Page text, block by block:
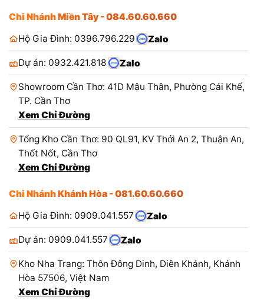
Chi Nhánh Miền Tây - 084.60.60.660
Hộ Gia Đình: 0396.796.229
Zalo
Dự án: 0932.421.818 Zalo
Showroom Cần Thơ: 41D Mậu Thân, Phường Cái Khế,
TP. Cần Thơ
Xem Chỉ Đường
Tổng Kho Cần Thơ: 90 QL91, KV Thới An 2, Thuận An,
Thốt Nốt, Cần Thơ
Xem Chỉ Đường
Chi Nhánh Khánh Hòa - 081.60.60.660
Hộ Gia Đình: 0909.041.557
Zalo
Dự án: 0909.041.557 Zalo
Kho Nha Trang: Thôn Đông Dinh, Diên Khánh, Khánh
Hòa 57506, Việt Nam
Xem Chỉ Đường